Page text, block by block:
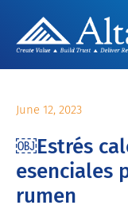
June 12, 2023
￼Estrés
esenciales
rumen